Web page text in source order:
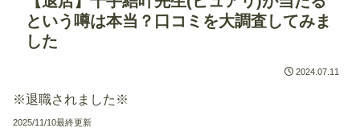
という噂は本当？口コミを大調査してみま
した
2024.07.11
※退職されました※
2025/11/10最終更新